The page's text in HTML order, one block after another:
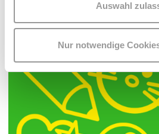
Auswahl
Nur notwendige